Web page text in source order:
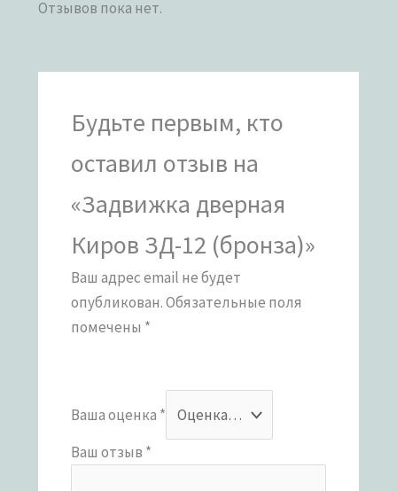
Отзывов пока нет.
Будьте первым, кто
оставил отзыв на
«Задвижка дверная
Киров ЗД-12 (бронза)»
Ваш адрес email не будет
опубликован.Обязательные поля
помечены *
Ваша оценка *
Ваш отзыв *